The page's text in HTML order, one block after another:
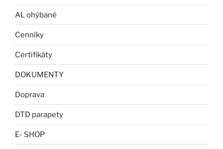
AL ohýbané
Cenníky
Certifikáty
DOKUMENTY
Doprava
DTD parapety
E- SHOP